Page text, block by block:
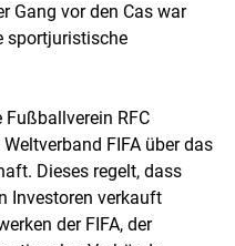
Gang vor den Cas war
sportjuristische
RFC
FIFA über das
Dieses regelt, dass
Investoren verkauft
der FIFA, der